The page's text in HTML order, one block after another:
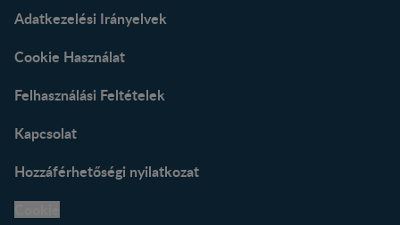
Adatkezelési Irányelvek
Cookie Használat
Felhasználási Feltételek
Kapcsolat
Hozzáférhetőségi nyilatkozat